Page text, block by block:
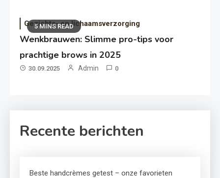
5 MINS READ
Gezichts- en lichaamsverzorging
Wenkbrauwen: Slimme pro-tips voor
prachtige brows in 2025
30.09.2025 Admin 0
Recente berichten
Beste handcrèmes getest – onze favorieten